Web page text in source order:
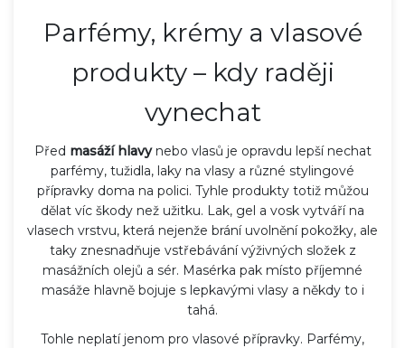
Parfémy, krémy a vlasové
produkty – kdy raději
vynechat
Před masáží hlavynebo vlasů je opravdu lepší nechat
parfémy, tužidla, laky na vlasy a různé stylingové
přípravky doma na polici. Tyhle produkty totiž můžou
dělat víc škody než užitku. Lak, gel a vosk vytváří na
vlasech vrstvu, která nejenže brání uvolnění pokožky, ale
taky znesnadňuje vstřebávání výživných složek z
masážních olejů a sér. Masérka pak místo příjemné
masáže hlavně bojuje s lepkavými vlasy a někdy to i
tahá.
Tohle neplatí jenom pro vlasové přípravky. Parfémy,